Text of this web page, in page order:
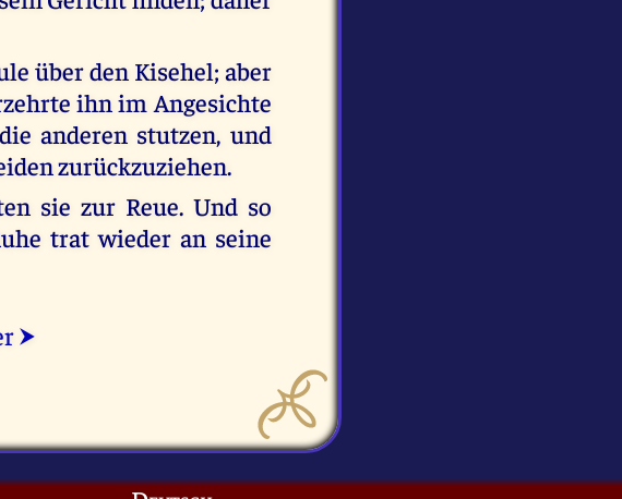
über den Kisehel; aber
ihn im Angesichte
anderen stutzen, und
zurückzuziehen.
sie zur Reue. Und so
trat wieder an seine
⮞